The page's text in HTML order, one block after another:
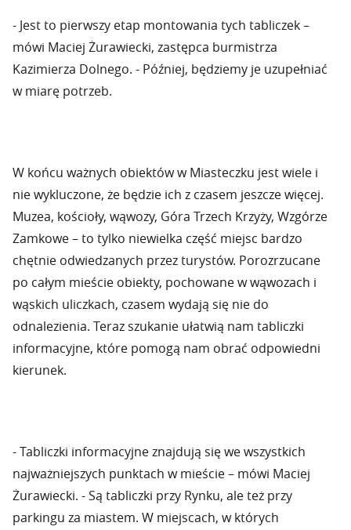
- Jest to pierwszy etap montowania tych tabliczek –
mówi Maciej Żurawiecki, zastępca burmistrza
Kazimierza Dolnego. - Później, będziemy je uzupełniać
w miarę potrzeb.
W końcu ważnych obiektów w Miasteczku jest wiele i
nie wykluczone, że będzie ich z czasem jeszcze więcej.
Muzea, kościoły, wąwozy, Góra Trzech Krzyży, Wzgórze
Zamkowe – to tylko niewielka część miejsc bardzo
chętnie odwiedzanych przez turystów. Porozrzucane
po całym mieście obiekty, pochowane w wąwozach i
wąskich uliczkach, czasem wydają się nie do
odnalezienia. Teraz szukanie ułatwią nam tabliczki
informacyjne, które pomogą nam obrać odpowiedni
kierunek.
- Tabliczki informacyjne znajdują się we wszystkich
najważniejszych punktach w mieście – mówi Maciej
Żurawiecki. - Są tabliczki przy Rynku, ale też przy
parkingu za miastem. W miejscach, w których